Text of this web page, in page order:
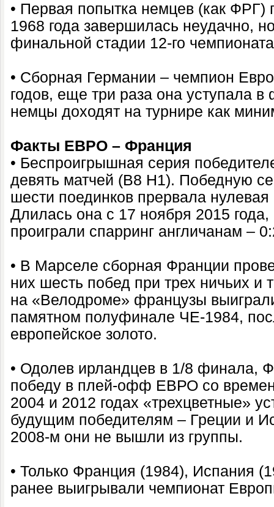
• Первая попытка немцев (как ФРГ)
1968 года завершилась неудачно,
финальной стадии 12-го
• Сборная Германии – чемпион
годов, еще три раза она уступала
немцы доходят на турнире как
Факты ЕВРО – Франция
• Беспроигрышная серия
девять матчей (В8 Н1). Победную
шести поединков прервала
Длилась она с 17 ноября 2015
проиграли спарринг англичанам –
• В Марселе сборная Франции
них шесть побед при трех ничьих и
на «Велодроме» французы
памятном полуфинале ЧЕ-1984,
европейское золото.
• Одолев ирландцев в 1/8 финала,
победу в плей-офф ЕВРО со
2004 и 2012 годах «трехцветные»
будущим победителям – Греции и
2008-м они не вышли из группы.
• Только Франция (1984), Испания
ранее выигрывали чемпионат